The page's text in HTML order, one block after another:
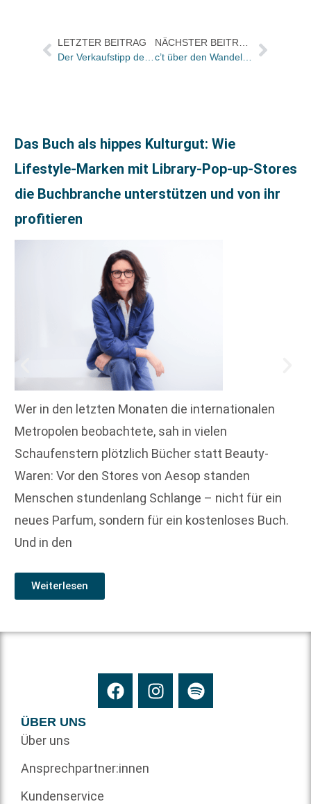
LETZTER BEITRAG
Der Verkaufstipp des Tages: „Jenseits vom Mittelmaß“ von Hermann Scherer (GABAL)
Das Buch als hippes Kulturgut: Wie
Lifestyle-Marken mit Library-Pop-up-Stores
die Buchbranche unterstützen und von ihr
profitieren
Wer in den letzten Monaten die internationalen
Metropolen beobachtete, sah in vielen
Schaufenstern plötzlich Bücher statt Beauty-
Waren: Vor den Stores von Aesop standen
Menschen stundenlang Schlange – nicht für ein
neues Parfum, sondern für ein kostenloses Buch.
Und in den
Weiterlesen
ÜBER UNS
Über uns
Ansprechpartner:innen
Kundenservice